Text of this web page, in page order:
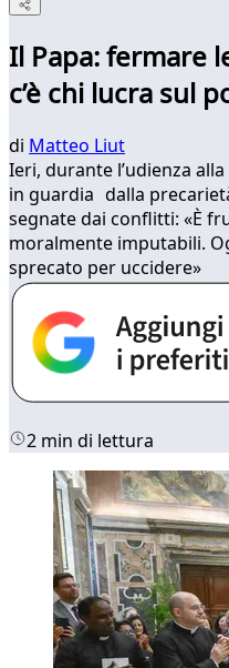
Il Papa: fermare
c’è chi lucra sul
di Matteo Liut
Ieri, durante l’udienza
in guardia dalla
segnate dai conflitti: «È
moralmente imputabili.
sprecato per uccidere»
2 min di lettura